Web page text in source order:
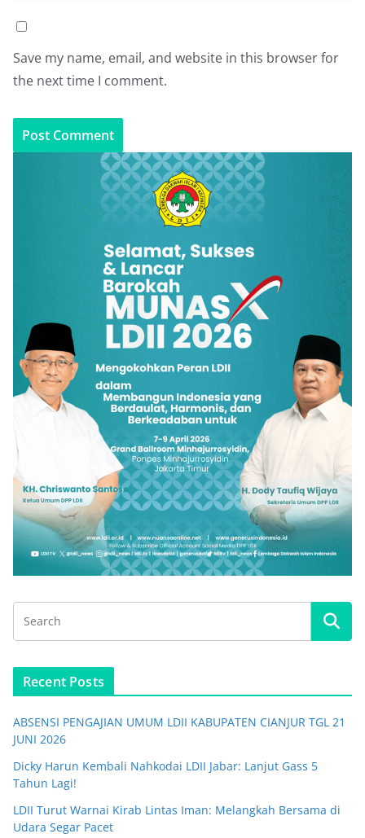
Save my name, email, and website in this browser for
the next time I comment.
Recent Posts
ABSENSI PENGAJIAN UMUM LDII KABUPATEN CIANJUR TGL 21
JUNI 2026
Dicky Harun Kembali Nahkodai LDII Jabar: Lanjut Gass 5
Tahun Lagi!
LDII Turut Warnai Kirab Lintas Iman: Melangkah Bersama di
Udara Segar Pacet